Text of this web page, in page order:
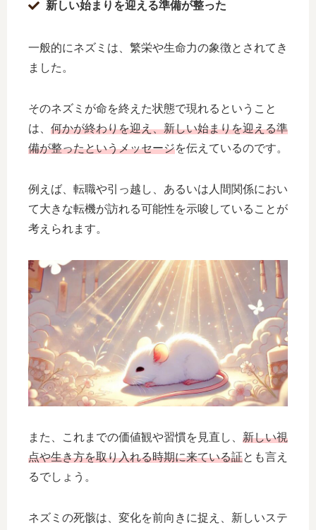
新しい始まりを迎える準備が整った
一般的にネズミは、繁栄や生命力の象徴とされてき
ました。
そのネズミが命を終えた状態で現れるということ
は、 何かが終わりを迎え、新しい始まりを迎える準
備が整ったというメッセージを伝えているのです。
例えば、転職や引っ越し、あるいは人間関係におい
て大きな転機が訪れる可能性を示唆していることが
考えられます。
また、これまでの価値観や習慣を見直し、 新しい視
点や生き方を取り入れる時期に来ている証とも言え
るでしょう。
ネズミの死骸は、変化を前向きに捉え、新しいステ